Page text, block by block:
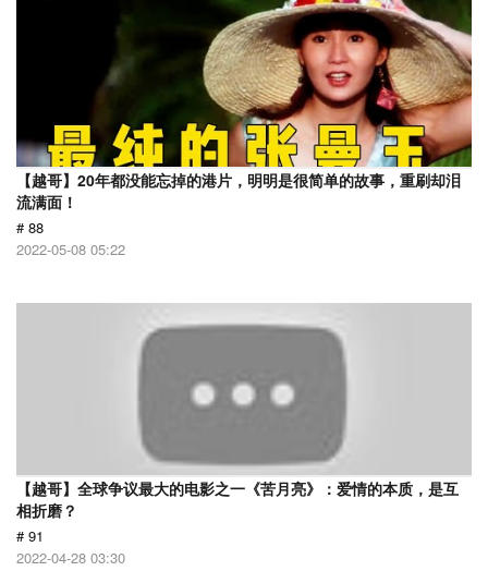
【越哥】20年都没能忘掉的港片，明明是很简单的故事，重刷却泪
流满面！
# 88
2022-05-08 05:22
【越哥】全球争议最大的电影之一《苦月亮》：爱情的本质，是互
相折磨？
# 91
2022-04-28 03:30